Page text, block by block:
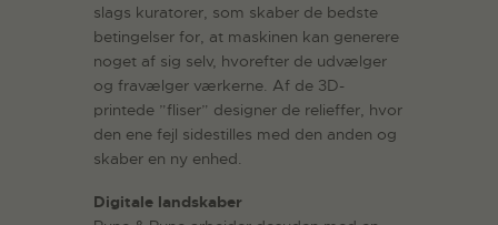
slags kuratorer, som skaber de bedste
betingelser for, at maskinen kan generere
noget af sig selv, hvorefter de udvælger
og fravælger værkerne. Af de 3D-
printede ”fliser” designer de relieffer, hvor
den ene fejl sidestilles med den anden og
skaber en ny enhed.
Digitale landskaber